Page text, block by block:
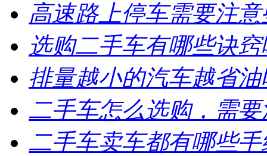
高速路上停车需要注
选购二手车有哪些诀
排量越小的汽车越省
二手车怎么选购，需
二手车卖车都有哪些手